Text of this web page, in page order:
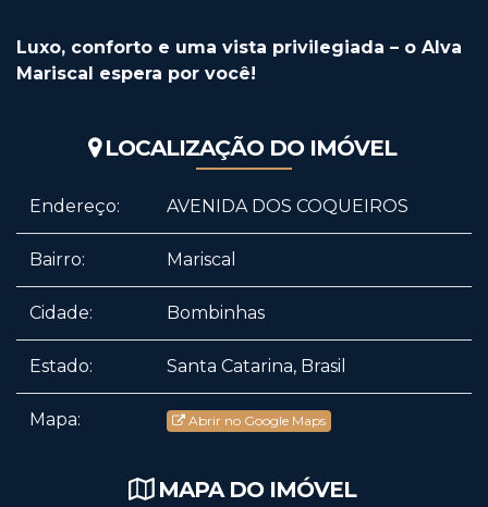
Luxo, conforto e uma vista privilegiada – o Alva
Mariscal espera por você!
LOCALIZAÇÃO DO IMÓVEL
Endereço: AVENIDA DOS COQUEIROS
Bairro: Mariscal
Cidade: Bombinhas
Estado: Santa Catarina, Brasil
Mapa: Abrir no Google Maps
MAPA DO IMÓVEL